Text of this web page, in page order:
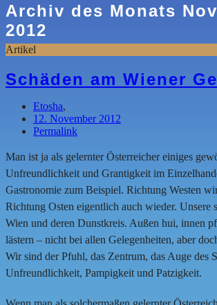
Archiv des Monats
2012
Artikel
Schäden am Wiener
Etosha,
12. November 2012
Permalink
Man ist ja als gelernter Österreicher einiges
Unfreundlichkeit und Grantigkeit im
Gastronomie zum Beispiel. Richtung Westen
Richtung Osten eigentlich auch wieder. Unsere
Wien und deren Dunstkreis. Außen hui, innen
lästern – nicht bei allen Gelegenheiten, aber
Wir sind der Pfuhl, das Zentrum, das Auge des
Unfreundlichkeit, Pampigkeit und Patzigkeit.